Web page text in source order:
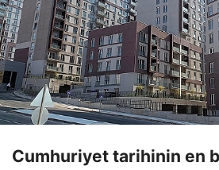
Cumhuriyet tarihinin en